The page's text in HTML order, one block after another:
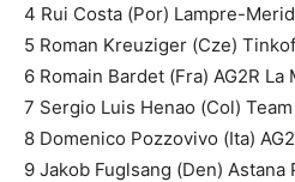
4 Rui Costa (Por) Lampre-
5 Roman Kreuziger (Cze)
6 Romain Bardet (Fra) AG2R La
7 Sergio Luis Henao (Col)
8 Domenico Pozzovivo (Ita)
9 Jakob Fuglsang (Den) Astana